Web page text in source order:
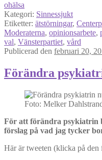
ohälsa
Kategori: Sinnessjukt
Etiketter: ätstörningar,
Moderaterna, opinionsarbete,
val, Vänsterpartiet, vård
Publicerad den februari 20,
Förändra
Foto: Melker
För att förändra psykiatrin
förslag på vad jag tycker
Här är tweeten (klicka på den